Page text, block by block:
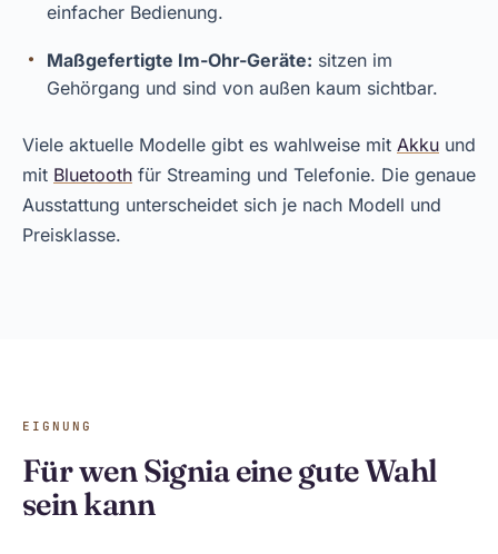
einfacher Bedienung.
Maßgefertigte Im-Ohr-Geräte: sitzen im
Gehörgang und sind von außen kaum sichtbar.
Viele aktuelle Modelle gibt es wahlweise mit Akku und
mit Bluetooth für Streaming und Telefonie. Die genaue
Ausstattung unterscheidet sich je nach Modell und
Preisklasse.
EIGNUNG
Für wen Signia eine gute Wahl
sein kann